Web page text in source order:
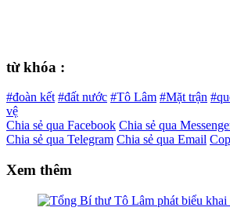
từ khóa :
#đoàn kết #đất nước #Tô Lâm #Mặt trận
vệ
Chia sẻ qua Facebook Chia sẻ qua
Chia sẻ qua Telegram Chia sẻ qua Email
Xem thêm